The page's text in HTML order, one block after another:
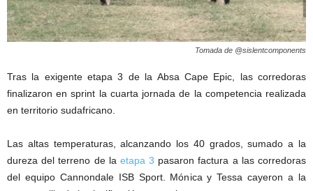
Tomada de @sislentcomponents
Tras la exigente etapa 3 de la Absa Cape Epic, las corredoras
finalizaron en sprint la cuarta jornada de la competencia realizada
en territorio sudafricano.
Las altas temperaturas, alcanzando los 40 grados, sumado a la
dureza del terreno de laetapa 3 pasaron factura a las corredoras
del equipo Cannondale ISB Sport. Mónica y Tessa cayeron a la